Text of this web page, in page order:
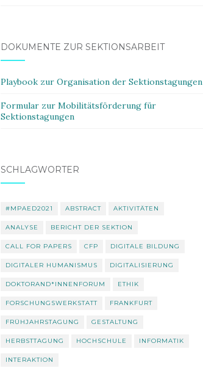
DOKUMENTE ZUR SEKTIONSARBEIT
Playbook zur Organisation der Sektionstagungen
Formular zur Mobilitätsförderung für
Sektionstagungen
SCHLAGWÖRTER
#MPAED2021 ABSTRACT AKTIVITÄTEN
ANALYSE BERICHT DER SEKTION
CALL FOR PAPERS CFP DIGITALE BILDUNG
DIGITALER HUMANISMUS DIGITALISIERUNG
DOKTORAND*INNENFORUM ETHIK
FORSCHUNGSWERKSTATT FRANKFURT
FRÜHJAHRSTAGUNG GESTALTUNG
HERBSTTAGUNG HOCHSCHULE INFORMATIK
INTERAKTION